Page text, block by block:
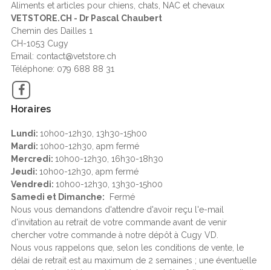
Aliments et articles pour chiens, chats, NAC et chevaux
VETSTORE.CH - Dr Pascal Chaubert
Chemin des Dailles 1
CH-1053 Cugy
Email: contact@vetstore.ch
Téléphone: 079 688 88 31
Horaires
Lundi: 10h00-12h30, 13h30-15h00
Mardi: 10h00-12h30, apm fermé
Mercredi: 10h00-12h30, 16h30-18h30
Jeudi: 10h00-12h30, apm fermé
Vendredi: 10h00-12h30, 13h30-15h00
Samedi et Dimanche: Fermé
Nous vous demandons d'attendre d'avoir reçu l'e-mail
d'invitation au retrait de votre commande avant de venir
chercher votre commande à notre dépôt à Cugy VD.
Nous vous rappelons que, selon les conditions de vente, le
délai de retrait est au maximum de 2 semaines ; une éventuelle